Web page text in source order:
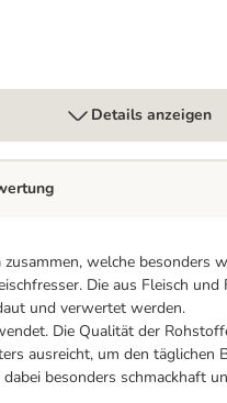
Details anzeigen
zusammen, welche besonders
Die aus Fleisch und
und verwertet werden.
Die Qualität der
ausreicht, um den täglichen
besonders schmackhaft